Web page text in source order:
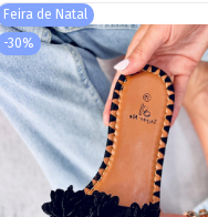
Feira de Natal
-30%